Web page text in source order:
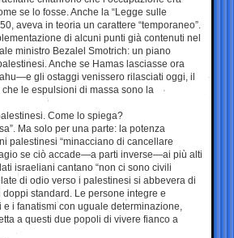
se lo fosse. Anche la “Legge sulle
aveva in teoria un carattere “temporaneo”.
di alcuni punti già contenuti nel
ministro Bezalel Smotrich: un piano
Anche se Hamas lasciasse ora
gli ostaggi venissero rilasciati oggi, il
le espulsioni di massa sono la
Come lo spiega?
Ma solo per una parte: la potenza
palestinesi “minacciano di cancellare
se ciò accade—a parti inverse—ai più alti
israeliani cantano “non ci sono civili
di odio verso i palestinesi si abbevera di
standard. Le persone integre e
i fanatismi con uguale determinazione,
a questi due popoli di vivere fianco a